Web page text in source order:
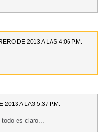
DE 2013 A LAS 4:06 P.M.
2013 A LAS 5:37 P.M.
es claro...